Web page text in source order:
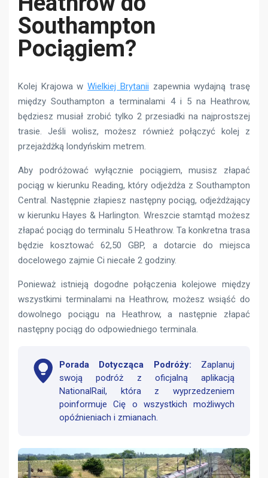
Southampton
Pociągiem?
Kolej Krajowa wWielkiej Brytanii zapewnia wydajną trasę
między Southampton a terminalami 4 i 5 na Heathrow,
będziesz musiał zrobić tylko 2 przesiadki na najprostszej
trasie. Jeśli wolisz, możesz również połączyć kolej z
przejażdżką londyńskim metrem.
Aby podróżować wyłącznie pociągiem, musisz złapać
pociąg w kierunku Reading, który odjeżdża z Southampton
Central. Następnie złapiesz następny pociąg, odjeżdżający
w kierunku Hayes & Harlington. Wreszcie stamtąd możesz
złapać pociąg do terminalu 5 Heathrow. Ta konkretna trasa
będzie kosztować 62,50 GBP, a dotarcie do miejsca
docelowego zajmie Ci niecałe 2 godziny.
Ponieważ istnieją dogodne połączenia kolejowe między
wszystkimi terminalami na Heathrow, możesz wsiąść do
dowolnego pociągu na Heathrow, a następnie złapać
następny pociąg do odpowiedniego terminala.
Porada Dotycząca Podróży: Zaplanuj
swoją podróż z oficjalną aplikacją
NationalRail, która z wyprzedzeniem
poinformuje Cię o wszystkich możliwych
opóźnieniach i zmianach.